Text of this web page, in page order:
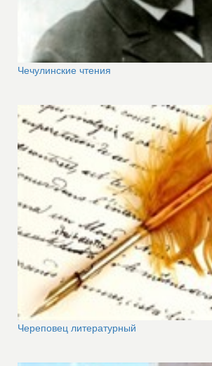
Чечулинские чтения
Череповец литературный